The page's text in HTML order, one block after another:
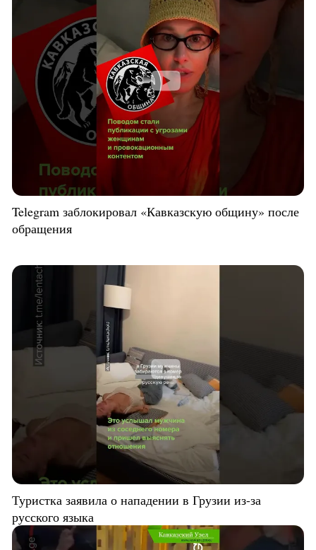
Telegram заблокировал «Кавказскую общину» после
обращения
Туристка заявила о нападении в Грузии из-за
русского языка